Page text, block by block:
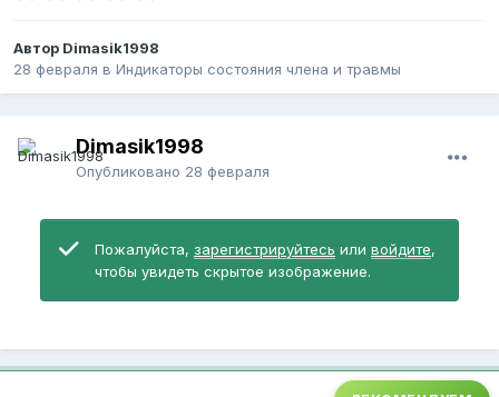
Автор Dimasik1998
28 февраля в Индикаторы состояния члена и травмы
Dimasik1998
Опубликовано 28 февраля
Пожалуйста, зарегистрируйтесь или войдите,
чтобы увидеть скрытое изображение.